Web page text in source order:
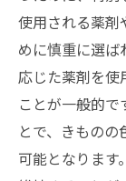
使用される薬剤
めに慎重に選ば
応じた薬剤を使
ことが一般的
とで、きもの
可能となります